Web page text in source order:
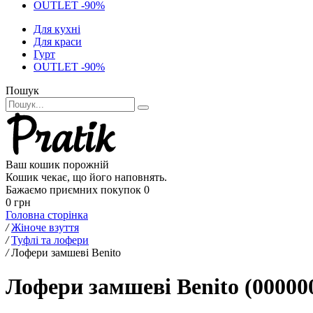
OUTLET -90%
Для кухні
Для краси
Гурт
OUTLET -90%
Пошук
Ваш кошик порожній
Кошик чекає, що його наповнять.
Бажаємо приємних покупок 0
0 грн
Головна сторінка
/ Жіноче взуття
/ Туфлі та лофери
/ Лофери замшеві Benito
Лофери замшеві Benito